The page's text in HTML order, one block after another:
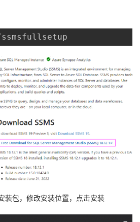
装包，修改安装位置，点击安装